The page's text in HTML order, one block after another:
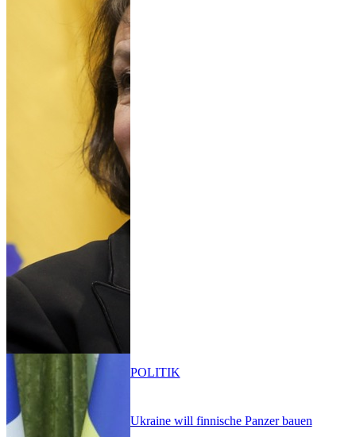
Ukraine will finnische Panzer bauen
POLITIK